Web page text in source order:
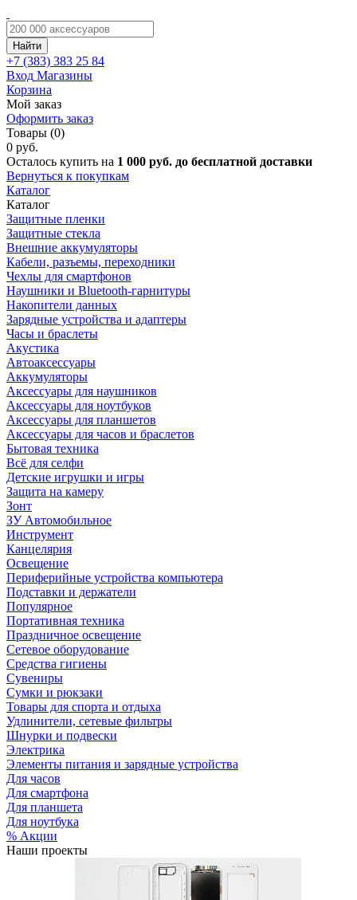
Найти
+7 (383) 383 25 84
Вход Магазины
Корзина
Мой заказ
Оформить заказ
Товары (0)
0 руб.
Осталось купить на 1 000 руб. до бесплатной доставки
Вернуться к покупкам
Каталог
Каталог
Защитные пленки
Защитные стекла
Внешние аккумуляторы
Кабели, разъемы, переходники
Чехлы для смартфонов
Наушники и Bluetooth-гарнитуры
Накопители данных
Зарядные устройства и адаптеры
Часы и браслеты
Акустика
Автоаксессуары
Аккумуляторы
Аксессуары для наушников
Аксессуары для ноутбуков
Аксессуары для планшетов
Аксессуары для часов и браслетов
Бытовая техника
Всё для селфи
Детские игрушки и игры
Защита на камеру
Зонт
ЗУ Автомобильное
Инструмент
Канцелярия
Освещение
Периферийные устройства компьютера
Подставки и держатели
Популярное
Портативная техника
Праздничное освещение
Сетевое оборудование
Средства гигиены
Сувениры
Сумки и рюкзаки
Товары для спорта и отдыха
Удлинители, сетевые фильтры
Шнурки и подвески
Электрика
Элементы питания и зарядные устройства
Для часов
Для смартфона
Для планшета
Для ноутбука
% Акции
Наши проекты